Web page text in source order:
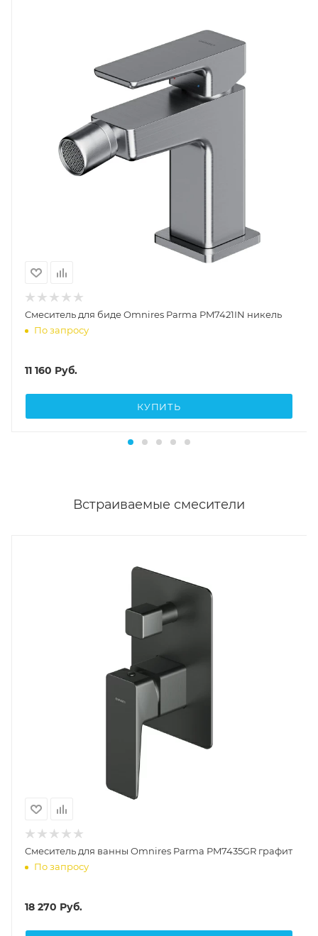
Cмеситель для биде Omnires Parma PM7421IN никель
По запросу
11 160 Руб.
КУПИТЬ
Встраиваемые смесители
Cмеситель для ванны Omnires Parma PM7435GR графит
По запросу
18 270 Руб.